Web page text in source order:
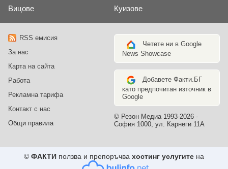
Вицове Куизове
RSS емисия
За нас
Карта на сайта
Работа
Рекламна тарифа
Контакт с нас
Общи правила
Четете ни в Google
News Showcase
Добавете Факти.БГ
като предпочитан източник в
Google
© Резон Медиа 1993-2026 -
София 1000, ул. Карнеги 11А
© ФАКТИ ползва и препоръчва хостинг услугите на